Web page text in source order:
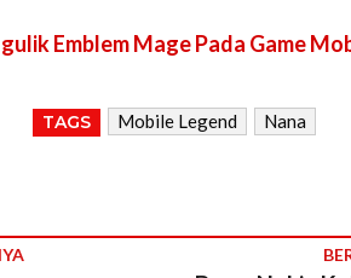
Emblem Mage Pada Game
TAGS Mobile Legend Nana